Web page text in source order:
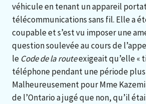
véhicule en tenant un appareil
télécommunications sans fil. Elle a
coupable et s’est vu imposer une
question soulevée au cours de
le Code de la routeexigeait qu’elle «
téléphone pendant une période
Malheureusement pour Mme
de l’Ontario a jugé que non, qu’il